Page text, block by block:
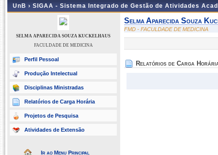
UnB › SIGAA - Sistema Integrado de Gestão de Atividades
SELMA APARECIDA SOUZA KUCKELHAUS
FACULDADE DE MEDICINA
Perfil Pessoal
Produção Intelectual
Disciplinas Ministradas
Relatórios de Carga Horária
Projetos de Pesquisa
Atividades de Extensão
Ir ao Menu Principal
Selma Aparecida Souza
FMD - FACULDADE DE MEDICINA
Relatórios de Carga